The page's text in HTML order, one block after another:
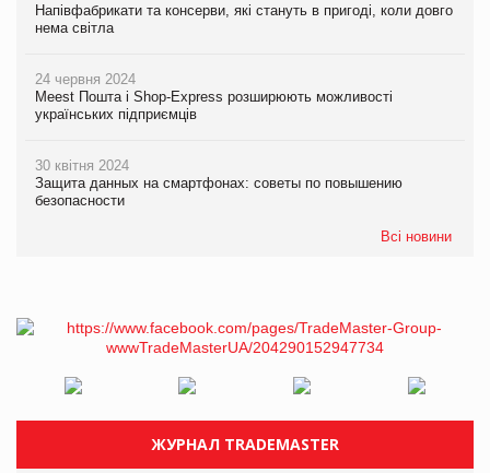
Напівфабрикати та консерви, які стануть в пригоді, коли довго
нема світла
24 червня 2024
Meest Пошта і Shop-Express розширюють можливості
українських підприємців
30 квітня 2024
Защита данных на смартфонах: советы по повышению
безопасности
Всі новини
ЖУРНАЛ TRADEMASTER